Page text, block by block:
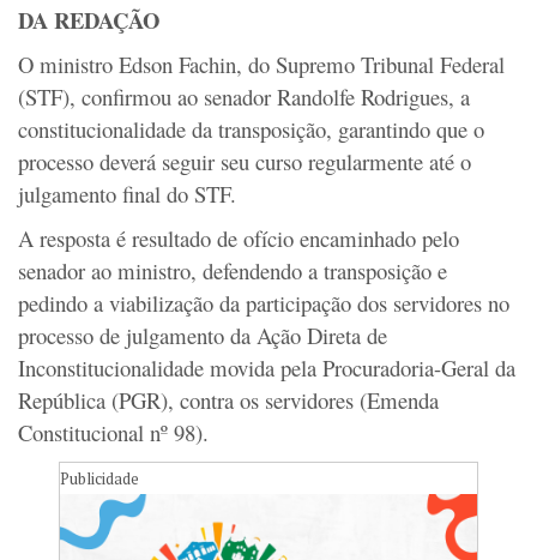
DA REDAÇÃO
O ministro Edson Fachin, do Supremo Tribunal Federal
(STF), confirmou ao senador Randolfe Rodrigues, a
constitucionalidade da transposição, garantindo que o
processo deverá seguir seu curso regularmente até o
julgamento final do STF.
A resposta é resultado de ofício encaminhado pelo
senador ao ministro, defendendo a transposição e
pedindo a viabilização da participação dos servidores no
processo de julgamento da Ação Direta de
Inconstitucionalidade movida pela Procuradoria-Geral da
República (PGR), contra os servidores (Emenda
Constitucional nº 98).
Publicidade